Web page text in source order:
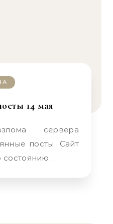
14 мая
посты. Сайт
состоянию…